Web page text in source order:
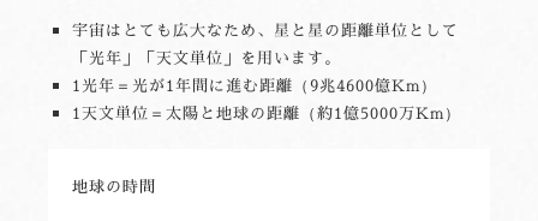
宇宙はとても広大なため、星と星の距離単位として
「光年」「天文単位」を用います。
1光年＝光が1年間に進む距離（9兆4600億Km）
1天文単位＝太陽と地球の距離（約1億5000万Km）
地球の時間